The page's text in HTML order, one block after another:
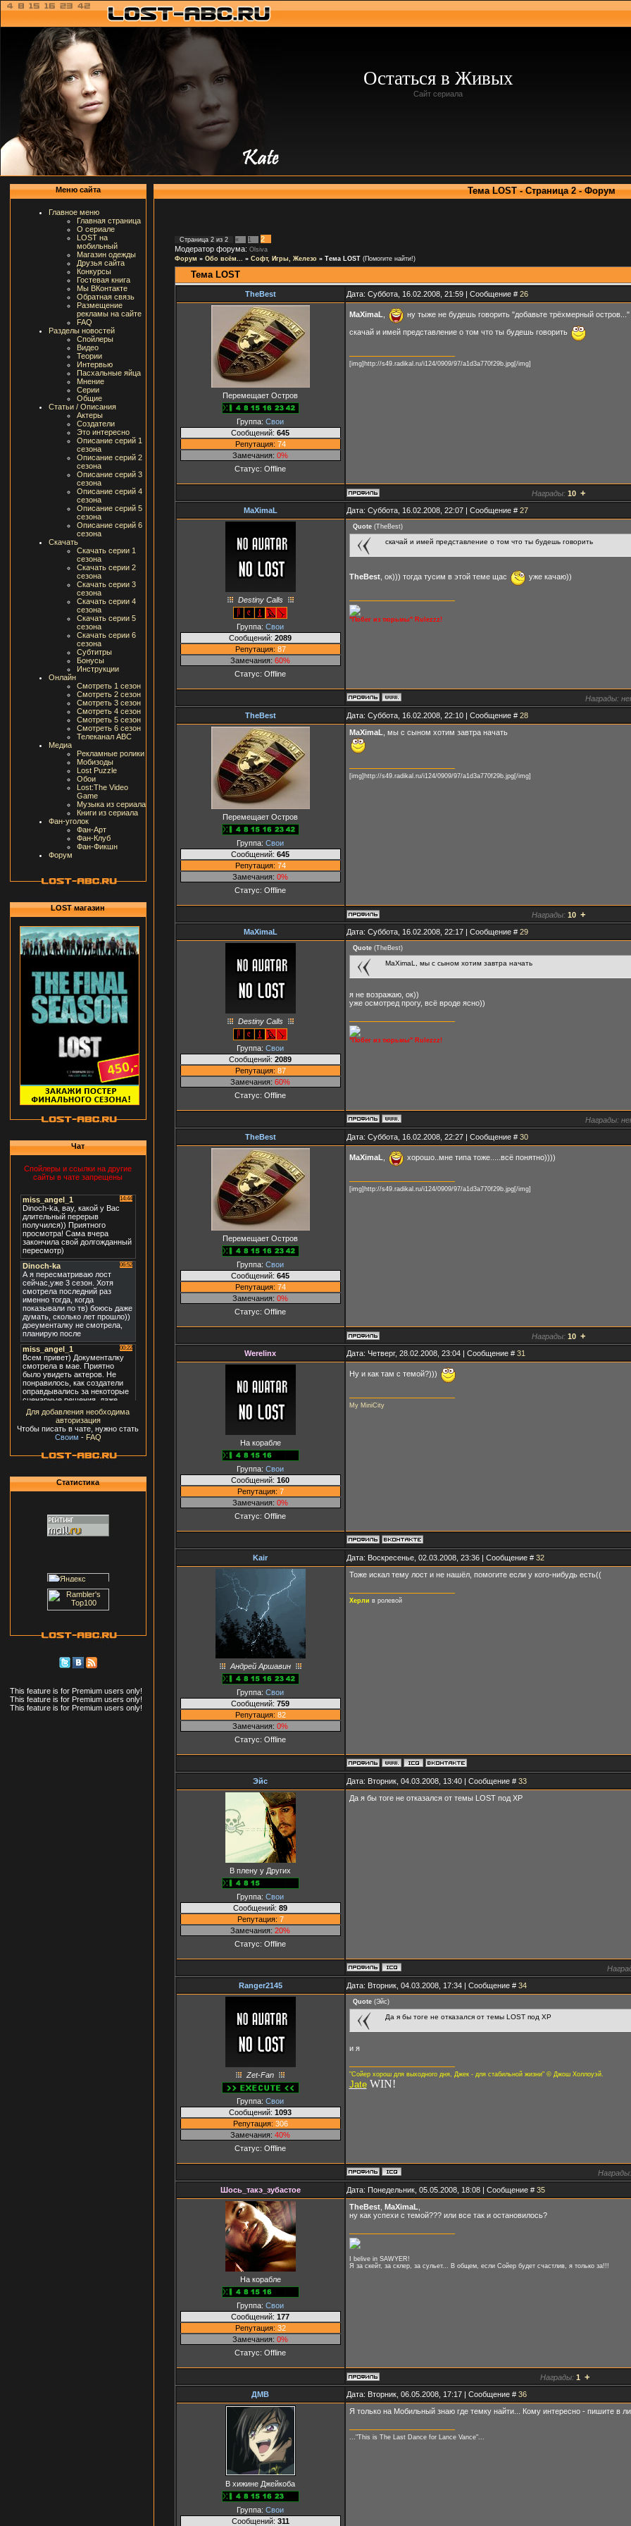
Остаться в Живых
Сайт сериала
Меню сайта
Главное меню
Главная страница
О сериале
LOST на
мобильный
Магазин одежды
Друзья сайта
Конкурсы
Гостевая книга
Мы ВКонтакте
Обратная связь
Размещение
рекламы на сайте
FAQ
Разделы новостей
Спойлеры
Видео
Теории
Интервью
Пасхальные яйца
Мнение
Серии
Общие
Статьи / Описания
Актеры
Создатели
Это интересно
Описание серий 1
сезона
Описание серий 2
сезона
Описание серий 3
сезона
Описание серий 4
сезона
Описание серий 5
сезона
Описание серий 6
сезона
Скачать
Скачать серии 1
сезона
Скачать серии 2
сезона
Скачать серии 3
сезона
Скачать серии 4
сезона
Скачать серии 5
сезона
Скачать серии 6
сезона
Субтитры
Бонусы
Инструкции
Онлайн
Смотреть 1 сезон
Смотреть 2 сезон
Смотреть 3 сезон
Смотреть 4 сезон
Смотреть 5 сезон
Смотреть 6 сезон
Телеканал ABC
Медиа
Рекламные ролики
Мобизоды
Lost Puzzle
Обои
Lost:The Video
Game
Музыка из сериала
Книги из сериала
Фан-уголок
Фан-Арт
Фан-Клуб
Фан-Фикшн
Форум
LOST магазин
Чат
Спойлеры и ссылки на другие
сайты в чате запрещены
Для добавления необходима
авторизация
Чтобы писать в чате, нужно стать
Своим - FAQ
Статистика
This feature is for Premium users only!
This feature is for Premium users only!
This feature is for Premium users only!
Тема LOST - Страница 2 - Форум
Страница 2из 2 « 1
2
Модератор форума: Olsiva
Форум » Обо всём... » Софт, Игры, Железо » Тема LOST (Помогите найти!)
Тема LOST
TheBest Дата: Суббота, 16.02.2008, 21:59 | Сообщение # 26
Перемещает Остров
Группа: Свои
Сообщений: 645
Репутация: 74
Замечания: 0%
Статус: Offline
MaXimaL ну тыже не будешь говорить "добавьте трёхмерный остров..."
скачай и имей представление о том что ты будешь говорить
[img]http://s49.radikal.ru/i124/0909/97/a1d3a770f29b.jpg[/img]
Награды: 10 +
MaXimaL Дата: Суббота, 16.02.2008, 22:07 | Сообщение # 27
Destiny Calls
Группа: Свои
Сообщений: 2089
Репутация: 87
Замечания: 60%
Статус: Offline
Quote(TheBest)
скачай и имей представление о том что ты будешь говорить
TheBest, ок))) тогда тусим в этой теме щас уже качаю))
"Побег из тюрьмы" Rulezzz!
Награды:
TheBest
Дата: Суббота, 16.02.2008, 22:10 | Сообщение # 28
Перемещает Остров
Группа: Свои
Сообщений: 645
Репутация: 74
Замечания: 0%
Статус: Offline
MaXimaL , мы с сыном хотим завтра начать
[img]http://s49.radikal.ru/i124/0909/97/a1d3a770f29b.jpg[/img]
Награды: 10 +
MaXimaL Дата: Суббота, 16.02.2008, 22:17 | Сообщение # 29
Destiny Calls
Группа: Свои
Сообщений: 2089
Репутация: 87
Замечания: 60%
Статус: Offline
Quote(TheBest)
MaXimaL, мы с сыном хотим завтра начать
я не возражаю, ок))
уже осмотред прогу, всё вроде ясно))
"Побег из тюрьмы" Rulezzz!
Награды:
TheBest
Дата: Суббота, 16.02.2008, 22:27 | Сообщение # 30
Перемещает Остров
Группа: Свои
Сообщений: 645
Репутация: 74
Замечания: 0%
Статус: Offline
MaXimaL хорошо..мне типа тоже.....всё понятно))))
[img]http://s49.radikal.ru/i124/0909/97/a1d3a770f29b.jpg[/img]
Награды: 10 +
Werelinx Дата: Четверг, 28.02.2008, 23:04 | Сообщение # 31
На корабле
Группа: Свои
Сообщений: 160
Репутация: 7
Замечания: 0%
Статус: Offline
Ну и как там с темой?)))
My MiniCity
Kair
Дата: Воскресенье, 02.03.2008, 23:36 | Сообщение # 32
Андрей Аршавин
Группа: Свои
Сообщений: 759
Репутация: 82
Замечания: 0%
Статус: Offline
Тоже искал тему лост и не нашёл, помогите если у кого-нибудь есть((
Херли в ролевой
Эйс Дата: Вторник, 04.03.2008, 13:40 | Сообщение # 33
В плену у Других
Группа: Свои
Сообщений: 89
Репутация: 7
Замечания: 20%
Статус: Offline
Да я бы тоге не отказался от темы LOST под XP
Ranger2145
Дата: Вторник, 04.03.2008, 17:34 | Сообщение # 34
Zet-Fan
Группа: Свои
Сообщений: 1093
Репутация: 306
Замечания: 40%
Статус: Offline
Quote(Эйс)
Да я бы тоге не отказался от темы LOST под XP
и я
"Сойер хорош для выходного дня, Джек - для стабильной жизни" © Джош Холлоуэй.
Jate WIN!
Награды:
Шось_такэ_зубастое
Дата: Понедельник, 05.05.2008, 18:08 | Сообщение # 35
На корабле
Группа: Свои
Сообщений: 177
Репутация: 32
Замечания: 0%
Статус: Offline
TheBest, MaXimaL
ну как успехи с темой??? или все так и остановилось?
I belive in SAWYER!
Я за скейт, за склер, за сульет... В общем, если Сойер будет счастлив, я только за!!!
Награды: 1 +
ДМВ Дата: Вторник, 06.05.2008, 17:17 | Сообщение # 36
В хижине Джейкоба
Группа: Свои
Сообщений: 311
Я только на Мобильный знаю где темку найти... Кому интересно - пишите в
..."This is The Last Dance for Lance Vance"...